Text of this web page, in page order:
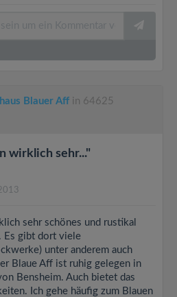
Blauer Aff in 64625
wirklich sehr..."
sehr schönes und rustikal
Es gibt dort viele
unter anderem auch
Blaue Aff ist ruhig gelegen in
Bensheim. Auch bietet das
Ich gehe häufig zum Blauen